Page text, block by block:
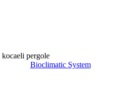
kocaeli pergole